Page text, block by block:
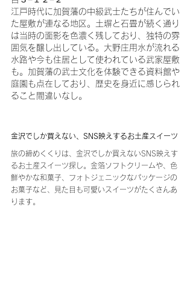
江戸時代に加賀藩の中級武士たちが住んでい
た屋敷が連なる地区。土塀と石畳が続く通り
は当時の面影を色濃く残しており、独特の雰
囲気を醸し出している。大野庄用水が流れる
水路や今も住居として使われている武家屋敷
も。加賀藩の武士文化を体験できる資料館や
庭園も点在しており、歴史を身近に感じられ
ること間違いなし。
金沢でしか買えない、SNS映えするお土産スイーツ
旅の締めくくりは、金沢でしか買えないSNS映えす
るお土産スイーツ探し。金箔ソフトクリームや、色
鮮やかな和菓子、フォトジェニックなパッケージの
お菓子など、見た目も可愛いスイーツがたくさんあ
ります。